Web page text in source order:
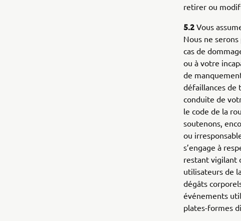
retirer ou
5.2 Vous
Nous ne
cas de
ou à votre
de
défaillances de
conduite de
le code de la
soutenons,
ou
s’engage à
restant vigilant
utilisateurs de
dégâts
événements
plates-formes